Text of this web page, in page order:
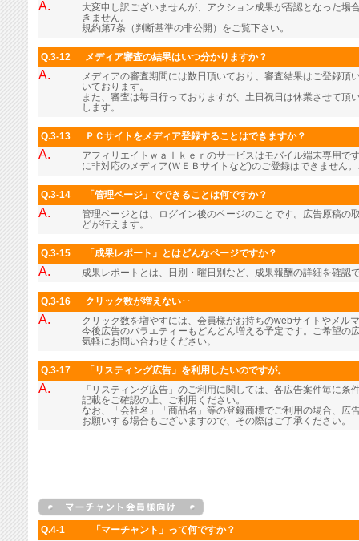
A.
大変申し訳ございませんが、アクション成果が否認となった場
きません。
規約第7条（判断基準の非公開）をご覧下さい。
Q.3-12 メディア審査の結果はいつ分かりますか？
A.
メディアの審査期間には数日頂いており、審査結果はご登録頂
いております。
また、審査は毎日行っておりますが、土日祝日は休業させて頂
します。
Q.3-13 ＰＣサイトをメディア登録することはできますか？
A.
アフィリエイトｗａｌｋｅｒのサービスはモバイル端末専用で
に非対応のメディア(ＷＥＢサイトなど)のご登録はできません
Q.3-14 「管理ページ」でできることは何ですか？
A.
管理ページとは、ログイン後のページのことです。広告原稿の
どが行えます。
Q.3-15 「成果レポート」とはどんなページですか？
A. 成果レポートとは、日別・曜日別など、成果報酬の詳細を確認
Q.3-16 クリック数が増えない･･
A.
クリック数を増やすには、会員様がお持ちのwebサイトやメル
今後広告のバラエティーもどんどん増える予定です。ご希望の
気軽にお問い合わせください。
Q.3-17 「リスティング広告」を利用したいのですが。
A.
「リスティング広告」のご利用に関しては、各広告案件毎に
記載をご確認の上、ご利用ください。
なお、「会社名」「商品名」等の登録商標でご利用の場合、広
お願いする場合もございますので、その際はご了承ください。
Q.4-1 「マーチャント」って何ですか？